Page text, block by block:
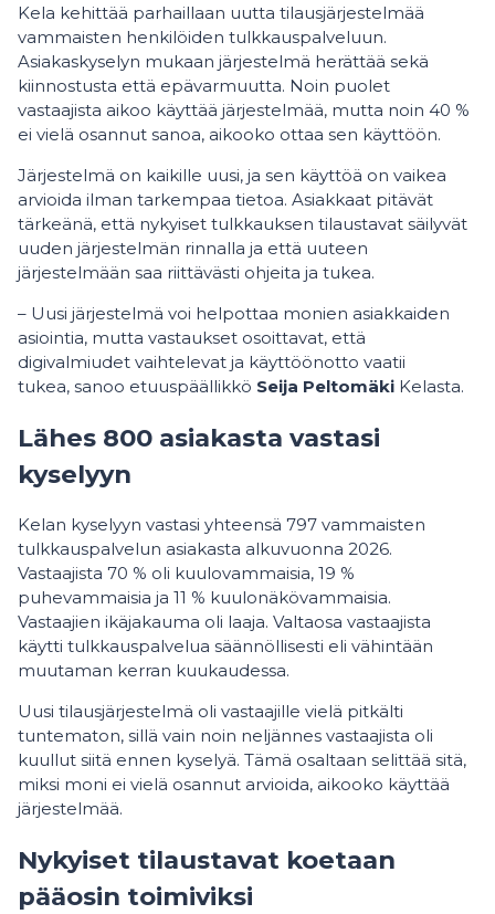
Kela kehittää parhaillaan uutta tilausjärjestelmää
vammaisten henkilöiden tulkkauspalveluun.
Asiakaskyselyn mukaan järjestelmä herättää sekä
kiinnostusta että epävarmuutta. Noin puolet
vastaajista aikoo käyttää järjestelmää, mutta noin 40 %
ei vielä osannut sanoa, aikooko ottaa sen käyttöön.
Järjestelmä on kaikille uusi, ja sen käyttöä on vaikea
arvioida ilman tarkempaa tietoa. Asiakkaat pitävät
tärkeänä, että nykyiset tulkkauksen tilaustavat säilyvät
uuden järjestelmän rinnalla ja että uuteen
järjestelmään saa riittävästi ohjeita ja tukea.
– Uusi järjestelmä voi helpottaa monien asiakkaiden
asiointia, mutta vastaukset osoittavat, että
digivalmiudet vaihtelevat ja käyttöönotto vaatii
tukea, sanoo etuuspäällikkö Seija Peltomäki Kelasta.
Lähes 800 asiakasta vastasi
kyselyyn
Kelan kyselyyn vastasi yhteensä 797 vammaisten
tulkkauspalvelun asiakasta alkuvuonna 2026.
Vastaajista 70 % oli kuulovammaisia, 19 %
puhevammaisia ja 11 % kuulonäkövammaisia.
Vastaajien ikäjakauma oli laaja. Valtaosa vastaajista
käytti tulkkauspalvelua säännöllisesti eli vähintään
muutaman kerran kuukaudessa.
Uusi tilausjärjestelmä oli vastaajille vielä pitkälti
tuntematon, sillä vain noin neljännes vastaajista oli
kuullut siitä ennen kyselyä. Tämä osaltaan selittää sitä,
miksi moni ei vielä osannut arvioida, aikooko käyttää
järjestelmää.
Nykyiset tilaustavat koetaan
pääosin toimiviksi